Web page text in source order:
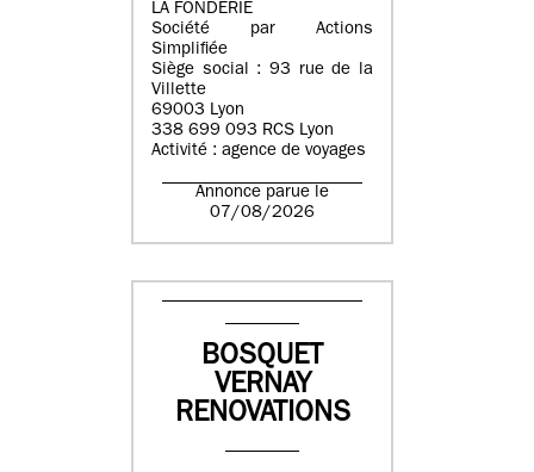
LA FONDERIE
Société par Actions
Simplifiée
Siège social : 93 rue de la
Villette
69003 Lyon
338 699 093 RCS Lyon
Activité : agence de voyages
Annonce parue le
07/08/2026
BOSQUET
VERNAY
RENOVATIONS